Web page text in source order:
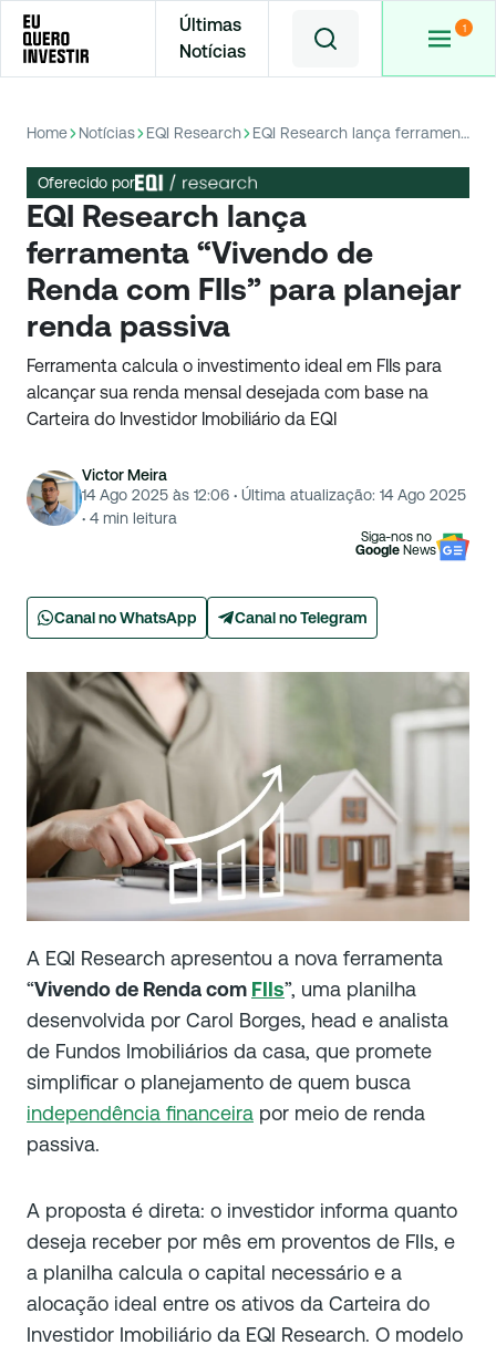
Últimas
Notícias
Home Notícias EQI Research EQI Research lança ferramenta “Vivendo de Renda com FIIs” para planejar renda passiva
Oferecido por
EQI Research lança
ferramenta “Vivendo de
Renda com FIIs” para planejar
renda passiva
Ferramenta calcula o investimento ideal em FIIs para
alcançar sua renda mensal desejada com base na
Carteira do Investidor Imobiliário da EQI
Victor Meira
14 Ago 2025 às 12:06 · Última atualização: 14 Ago 2025
· 4min leitura
Siga-nos no
Google News
Canal no WhatsApp Canal no Telegram
A EQI Research apresentou a nova ferramenta
“Vivendo de Renda com FIIs”, uma planilha
desenvolvida por Carol Borges, head e analista
de Fundos Imobiliários da casa, que promete
simplificar o planejamento de quem busca
independência financeira por meio de renda
passiva.
A proposta é direta: o investidor informa quanto
deseja receber por mês em proventos de FIIs, e
a planilha calcula o capital necessário e a
alocação ideal entre os ativos da Carteira do
Investidor Imobiliário da EQI Research. O modelo